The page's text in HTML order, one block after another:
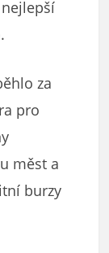
za
pro
měst a
burzy